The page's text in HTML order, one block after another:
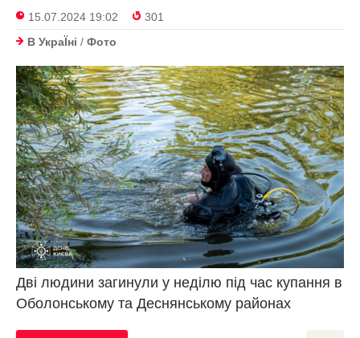
15.07.2024 19:02
301
В УкраЇнi / Фото
Дві людини загинули у неділю під час купання в
Оболонському та Деснянському районах